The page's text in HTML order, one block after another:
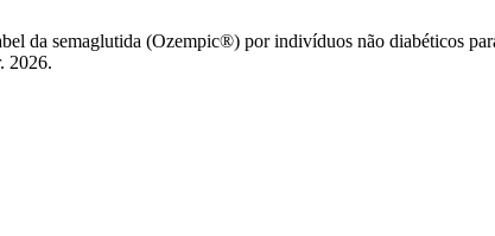
semaglutida (Ozempic®) por indivíduos não diabéticos
2026.